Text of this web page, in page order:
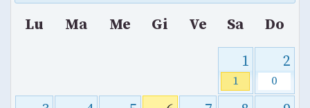
Lu Ma Me Gi Ve Sa
Do
1
1
2
0